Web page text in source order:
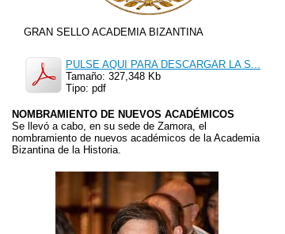
GRAN SELLO ACADEMIA BIZANTINA
PULSE AQUI PARA DESCARGAR LA S...
Tamaño: 327,348 Kb
Tipo: pdf
NOMBRAMIENTO DE NUEVOS ACADÉMICOS
Se llevó a cabo, en su sede de Zamora, el
nombramiento de nuevos académicos de la Academia
Bizantina de la Historia.